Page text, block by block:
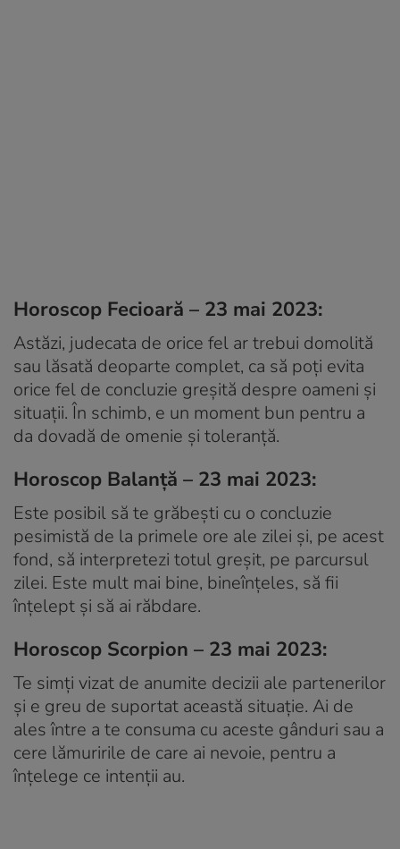
Horoscop Fecioară – 23 mai 2023:
Astăzi, judecata de orice fel ar trebui domolită
sau lăsată deoparte complet, ca să poți evita
orice fel de concluzie greșită despre oameni și
situații. În schimb, e un moment bun pentru a
da dovadă de omenie și toleranță.
Horoscop Balanță – 23 mai 2023:
Este posibil să te grăbești cu o concluzie
pesimistă de la primele ore ale zilei și, pe acest
fond, să interpretezi totul greșit, pe parcursul
zilei. Este mult mai bine, bineînțeles, să fii
înțelept și să ai răbdare.
Horoscop Scorpion – 23 mai 2023:
Te simți vizat de anumite decizii ale partenerilor
și e greu de suportat această situație. Ai de
ales între a te consuma cu aceste gânduri sau a
cere lămuririle de care ai nevoie, pentru a
înțelege ce intenții au.